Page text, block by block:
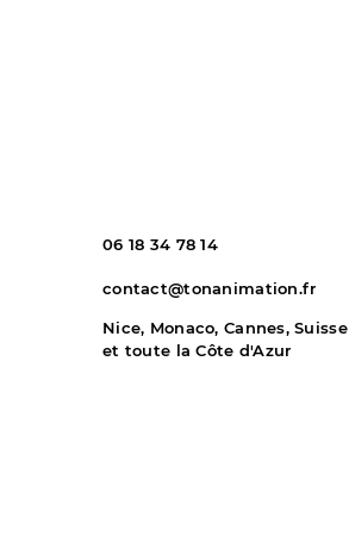
06 18 34 78 14
contact@tonanimation.fr
Nice, Monaco, Cannes, Suisse
et toute la Côte d'Azur